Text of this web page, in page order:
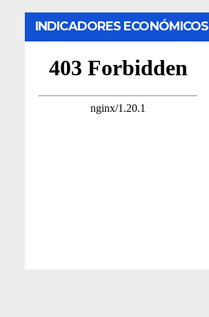
INDICADORES ECONÓMICOS